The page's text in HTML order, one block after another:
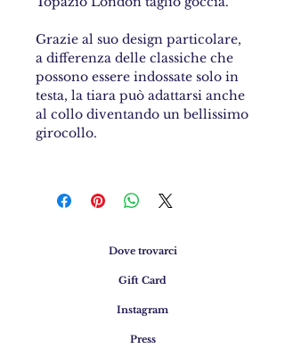
Grazie al suo design particolare,
a differenza delle classiche che
possono essere indossate solo in
testa, la tiara può adattarsi anche
al collo diventando un bellissimo
girocollo.
Dove trovarci
Gift Card
Instagram
Press